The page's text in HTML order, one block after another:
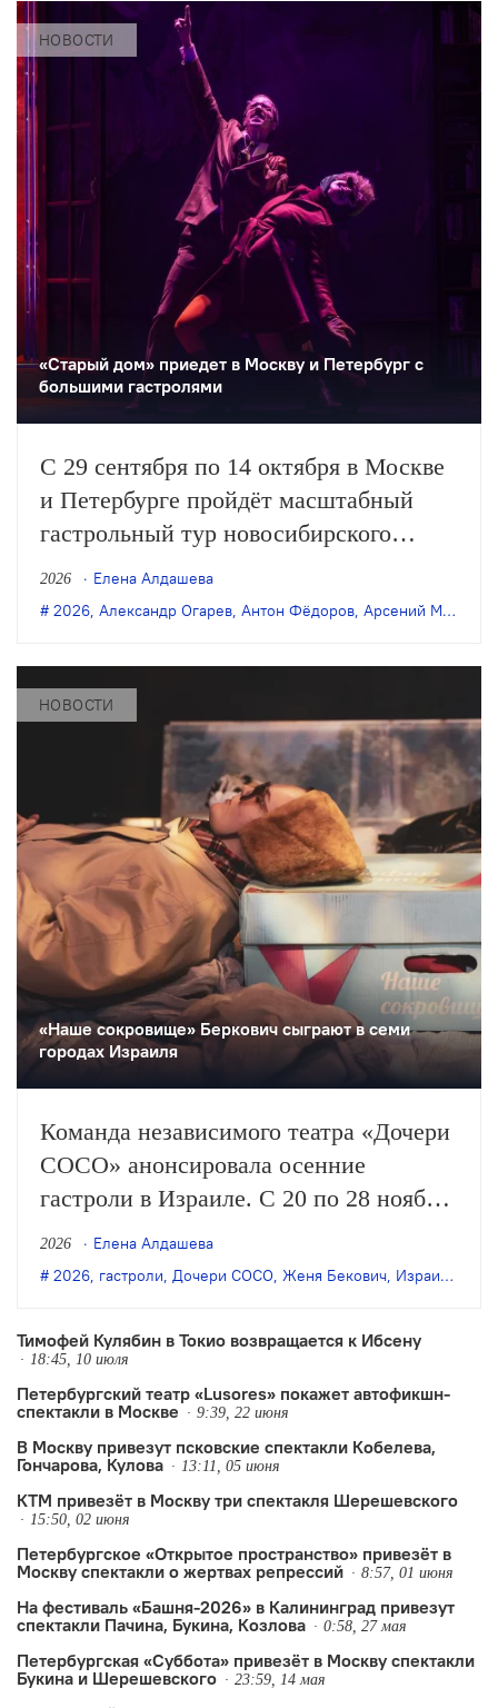
НОВОСТИ
«Старый дом» приедет в Москву и Петербург с
большими гастролями
С 29 сентября по 14 октября в Москве
и Петербурге пройдёт масштабный
гастрольный тур новосибирского
«Старого дома». Театр представит пять
спектаклей последних лет: в обеих
Золотовицкого и Арсения Мещерякова,
а в Москве также можно будет
2026
Елена Алдашева
2026, Александр Огарев, Антон Фёдоров, Арсений Мещеряков
НОВОСТИ
«Наше сокровище» Беркович сыграют в семи
городах Израиля
Команда независимого театра «Дочери
СОСО» анонсировала осенние
гастроли в Израиле. С 20 по 28 ноября
здесь впервые будет показано «Наше
сокровище» — авторский спектакль
Беркович.
2026
Елена Алдашева
2026, гастроли, Дочери СОСО, Женя Бекович, Израиль
Тимофей Кулябин в Токио возвращается к Ибсену
18:45, 10 июля
Петербургский театр «Lusores» покажет автофикшн-
спектакли в Москве
9:39, 22 июня
В Москву привезут псковские спектакли Кобелева,
Гончарова, Кулова
13:11, 05 июня
КТМ привезёт в Москву три спектакля Шерешевского
15:50, 02 июня
Петербургское «Открытое пространство» привезёт в
Москву спектакли о жертвах репрессий
8:57, 01 июня
На фестиваль «Башня-2026» в Калининград привезут
спектакли Пачина, Букина, Козлова
0:58, 27 мая
Петербургская «Суббота» привезёт в Москву спектакли
Букина и Шерешевского
23:59, 14 мая